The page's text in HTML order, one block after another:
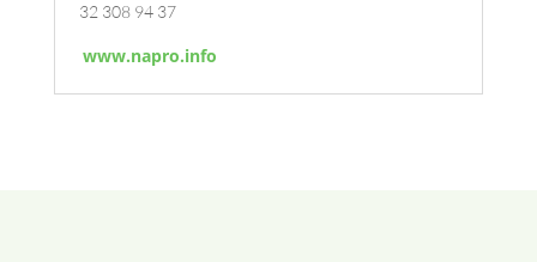
32 308 94 37
www.napro.info